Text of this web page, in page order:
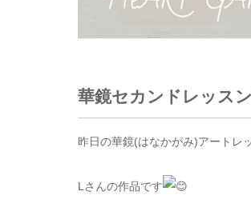
華鏡セカンドレッス
昨日の華鏡(はなかがみ)アートレ
L さんの作品です